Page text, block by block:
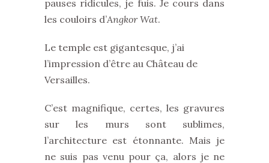
pauses ridicules, je fuis. Je cours dans
les couloirs d’Angkor Wat.
Le temple est gigantesque, j’ai
l’impression d’être au Château de
Versailles.
C’est magnifique, certes, les gravures
sur les murs sont sublimes,
l’architecture est étonnante. Mais je
ne suis pas venu pour ça, alors je ne